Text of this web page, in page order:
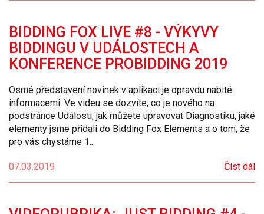
BIDDING FOX LIVE #8 - VÝKYVY
BIDDINGU V UDÁLOSTECH A
KONFERENCE PROBIDDING 2019
Osmé představení novinek v aplikaci je opravdu nabité
informacemi. Ve videu se dozvíte, co je nového na
podstránce Události, jak můžete upravovat Diagnostiku, jaké
elementy jsme přidali do Bidding Fox Elements a o tom, že
pro vás chystáme 1...
07.03.2019 Číst dál